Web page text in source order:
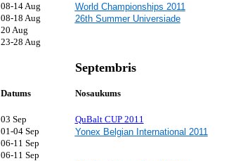
08-14 Aug World Championships 2011
08-18 Aug 26th Summer Universiade
20 Aug
23-28 Aug
Septembris
Datums Nosaukums
03 Sep QuBalt CUP 2011
01-04 Sep Yonex Belgian International 2011
06-11 Sep
06-11 Sep